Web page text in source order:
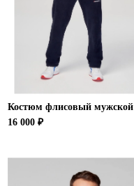
Костюм флисовый мужской
16 000 ₽